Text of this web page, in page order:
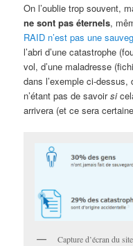
On l’oublie trop souvent,
ne sont pas éternels,
RAID n’est pas une
l’abri d’une catastrophe
vol, d’une maladresse
dans l’exemple ci-dessus,
n’étant pas de savoirsi
arrivera (et ce sera
Capture d’écran du